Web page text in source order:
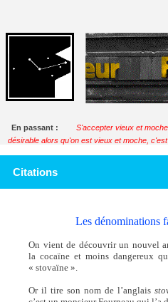
En passant :
S'accepter vieux et
désirable alors qu'on est vieux et moche,
Citations
Les dénominations
On vient de découvrir un nouvel
la cocaïne et moins dangereux
« stovaïne ».
Or il tire son nom de l’anglais